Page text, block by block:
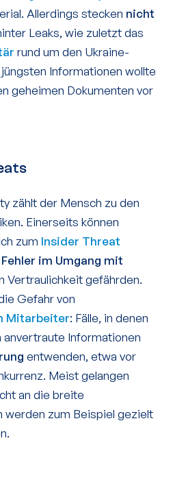
Allerdings stecken nicht
Leaks, wie zuletzt das
rund um den Ukraine-
Informationen wollte
geheimen Dokumenten vor
zählt der Mensch zu den
Einerseits können
zum Insider Threat
Fehler im Umgang mit
Vertraulichkeit gefährden.
Gefahr von
Mitarbeiter: Fälle, in denen
Informationen
entwenden, etwa vor
Meist gelangen
an die breite
zum Beispiel gezielt